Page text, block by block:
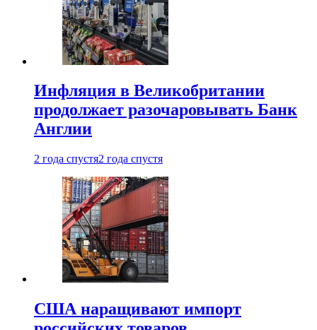
Инфляция в Великобритании
продолжает разочаровывать Банк
Англии
2 года спустя2 года спустя
США наращивают импорт